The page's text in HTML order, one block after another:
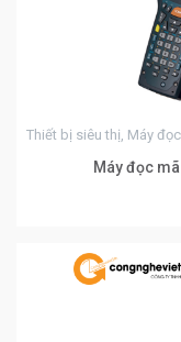
Thiết bị siêu thị, Máy
Máy đọc